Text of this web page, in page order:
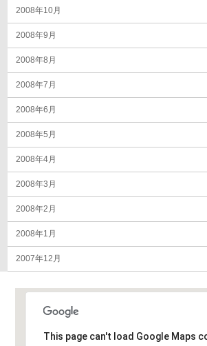
2008年10月
2008年9月
2008年8月
2008年7月
2008年6月
2008年5月
2008年4月
2008年3月
2008年2月
2008年1月
2007年12月
This page can't load Google Maps